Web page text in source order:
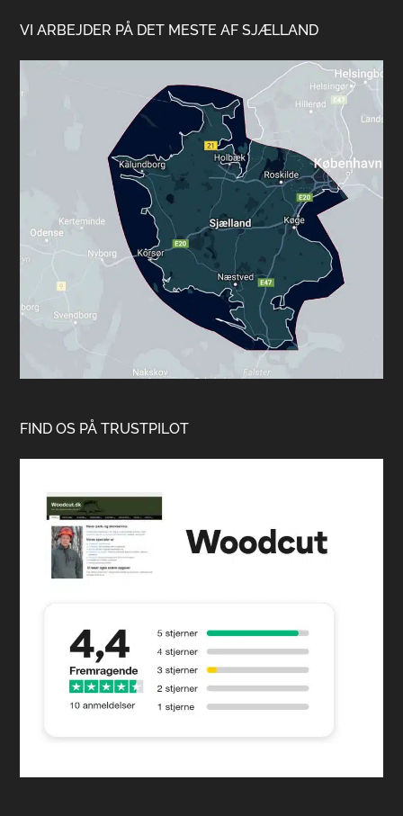
VI ARBEJDER PÅ DET MESTE AF SJÆLLAND
FIND OS PÅ TRUSTPILOT